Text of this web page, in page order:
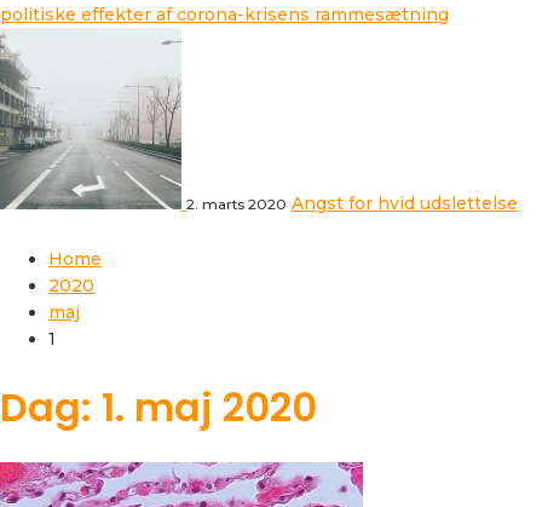
politiske effekter af corona-krisens rammesætning
2. marts 2020 Angst for hvid udslettelse
Home
2020
maj
1
Dag: 1. maj 2020